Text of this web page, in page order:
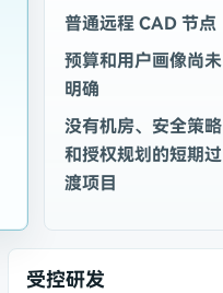
普通远程 CAD 节点
预算和用户画像尚未
明确
没有机房、安全策略
和授权规划的短期过
渡项目
受控研发